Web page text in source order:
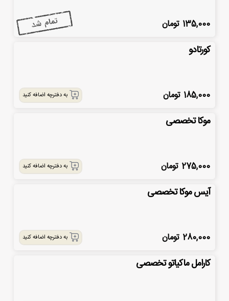
135,000 تومان
کورتادو
185,000 تومان به دفترچه اضافه کنید
موکا تخصصی
275,000 تومان به دفترچه اضافه کنید
آیس موکا تخصصی
280,000 تومان به دفترچه اضافه کنید
کارامل ماکیاتو تخصصی